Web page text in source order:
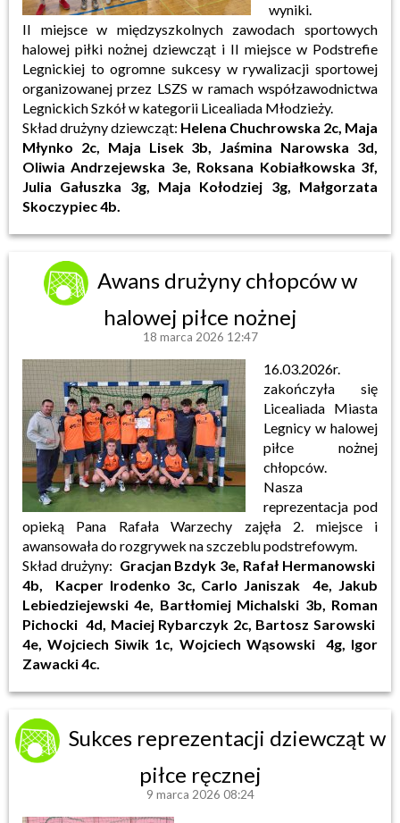
wyniki.
II miejsce w międzyszkolnych zawodach sportowych
halowej piłki nożnej dziewcząt i II miejsce w Podstrefie
Legnickiej to ogromne sukcesy w rywalizacji sportowej
organizowanej przez LSZS w ramach współzawodnictwa
Legnickich Szkół w kategorii Licealiada Młodzieży.
Skład drużyny dziewcząt: Helena Chuchrowska 2c, Maja
Młynko 2c, Maja Lisek 3b, Jaśmina Narowska 3d,
Oliwia Andrzejewska 3e, Roksana Kobiałkowska 3f,
Julia Gałuszka 3g, Maja Kołodziej 3g, Małgorzata
Skoczypiec 4b.
Awans drużyny chłopców w
halowej piłce nożnej
18 marca 2026 12:47
16.03.2026r.
zakończyła się
Licealiada Miasta
Legnicy w halowej
piłce nożnej
chłopców.
Nasza
reprezentacja pod
opieką Pana Rafała Warzechy zajęła 2. miejsce i
awansowała do rozgrywek na szczeblu podstrefowym.
Skład drużyny: Gracjan Bzdyk 3e, Rafał Hermanowski
4b, Kacper Irodenko 3c, Carlo Janiszak 4e, Jakub
Lebiedziejewski 4e, Bartłomiej Michalski 3b, Roman
Pichocki 4d, Maciej Rybarczyk 2c, Bartosz Sarowski
4e, Wojciech Siwik 1c, Wojciech Wąsowski 4g, Igor
Zawacki 4c.
Sukces reprezentacji dziewcząt w
piłce ręcznej
9 marca 2026 08:24